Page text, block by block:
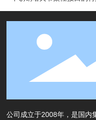
公司成立于2008年，是国内